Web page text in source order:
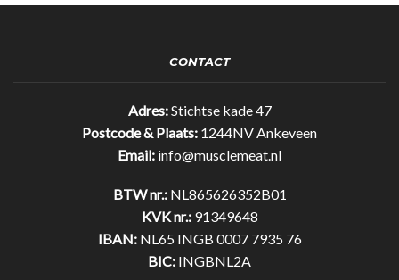
quantity
CONTACT
Adres:Stichtse kade 47
Postcode & Plaats: 1244NV Ankeveen
Email: info@musclemeat.nl
BTW nr.:NL865626352B01
KVK nr.:91349648
IBAN:NL65 INGB 0007 7935 76
BIC: INGBNL2A